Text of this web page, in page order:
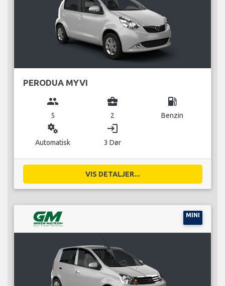
PERODUA MYVI
group
5
business_center
2
local_gas_station
Benzin
miscellaneous_services
Automatisk
login
3 Dør
VIS DETALJER...
MINI